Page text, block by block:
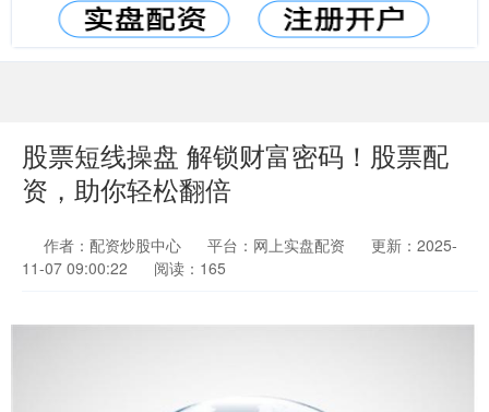
股票短线操盘 解锁财富密码！股票配
资，助你轻松翻倍
作者：配资炒股中心 平台：网上实盘配资
更新：2025-
11-07 09:00:22
阅读：165